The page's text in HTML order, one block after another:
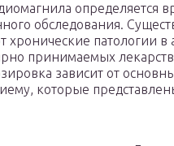
определяется
обследования.
хронические патологии в
принимаемых
зависит от
которые